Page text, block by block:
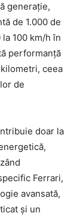
generație,
de 1.000 de
100 km/h în
performanță
ceea
de
doar la
Ferrari,
avansată,
și un